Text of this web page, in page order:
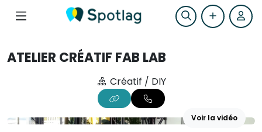
ATELIER CRÉATIF FAB LAB
Créatif / DIY
Voir la vidéo